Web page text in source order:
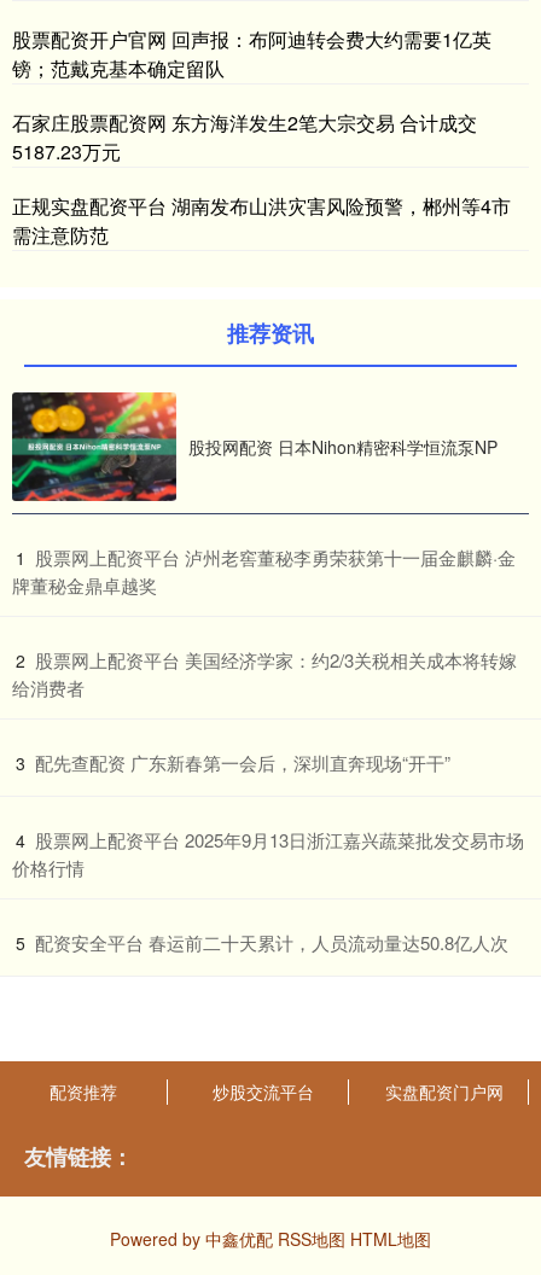
股票配资开户官网 回声报：布阿迪转会费大约需要1亿英
镑；范戴克基本确定留队
石家庄股票配资网 东方海洋发生2笔大宗交易 合计成交
5187.23万元
正规实盘配资平台 湖南发布山洪灾害风险预警，郴州等4市
需注意防范
推荐资讯
股投网配资 日本Nihon精密科学恒流泵NP
1 ​股票网上配资平台 泸州老窖董秘李勇荣获第十一届金麒麟·金
牌董秘金鼎卓越奖
2 ​股票网上配资平台 美国经济学家：约2/3关税相关成本将转嫁
给消费者
3 ​配先查配资 广东新春第一会后，深圳直奔现场“开干”
4 ​股票网上配资平台 2025年9月13日浙江嘉兴蔬菜批发交易市场
价格行情
5 ​配资安全平台 春运前二十天累计，人员流动量达50.8亿人次
配资推荐 炒股交流平台 实盘配资门户网
友情链接：
Powered by 中鑫优配 RSS地图 HTML地图